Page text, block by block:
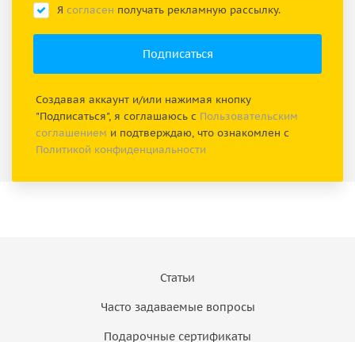
Я согласен получать рекламную рассылку.
Создавая аккаунт и/или нажимая кнопку
"Подписаться", я соглашаюсь с Пользовательским
соглашением и подтверждаю, что ознакомлен с
Политикой конфиденциальности
Статьи
Часто задаваемые вопросы
Подарочные сертификаты